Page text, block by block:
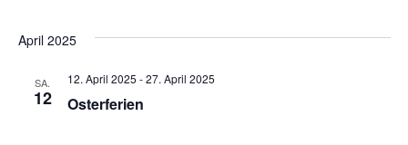
April 2025
SA.
12 Osterferien
12. April 2025 -27. April 2025